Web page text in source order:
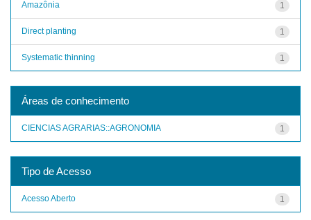
1
Amazônia
1
Direct planting
1
Systematic thinning
Áreas de conhecimento
1
CIENCIAS AGRARIAS::AGRONOMIA
Tipo de Acesso
1
Acesso Aberto